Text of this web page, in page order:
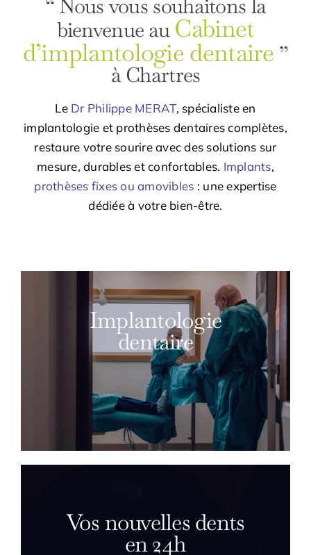
“ Nous vous souhaitons la
bienvenue au Cabinet
d’implantologie dentaire ”
à Chartres
Le Dr Philippe MERAT, spécialiste en
implantologie et prothèses dentaires complètes,
restaure votre sourire avec des solutions sur
mesure, durables et confortables. Implants,
prothèses fixes ou amovibles : une expertise
dédiée à votre bien-être.
Implantologie
dentaire
Vos nouvelles dents
en 24h